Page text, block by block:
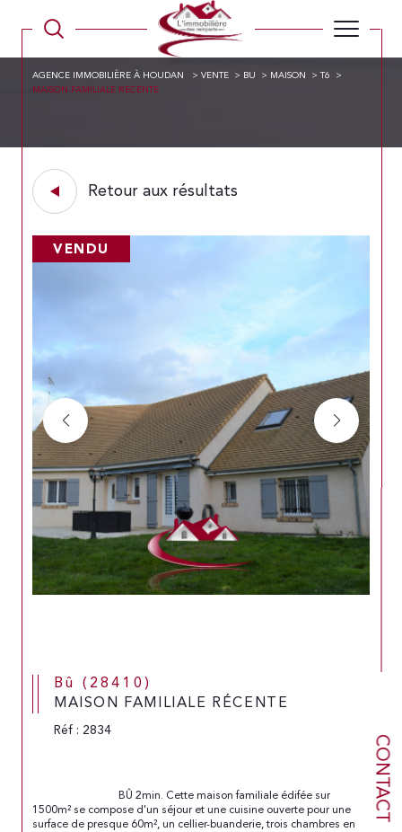
CONTACT
AGENCE IMMOBILIÈRE À HOUDAN VENTE BU MAISON
T6
MAISON FAMILIALE RECENTE
Retour aux résultats
VENDU
Bû (28410)
MAISON FAMILIALE RÉCENTE
Réf : 2834
1500m² se compose d'un séjour et une cuisine ouverte pour une
surface de presque 60m², un cellier-buanderie, trois chambres en